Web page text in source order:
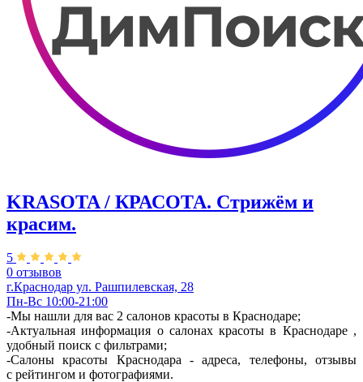
KRASOTA / КРАСОТА. Стрижём и
красим.
5
0 отзывов
г.Краснодар ул. Рашпилевская, 28
Пн-Вс 10:00-21:00
-Мы нашли для вас 2 салонов красоты в Краснодаре;
-Актуальная информация о салонах красоты в Краснодаре ,
удобный поиск с фильтрами;
-Салоны красоты Краснодара - адреса, телефоны, отзывы
с рейтингом и фотографиями.